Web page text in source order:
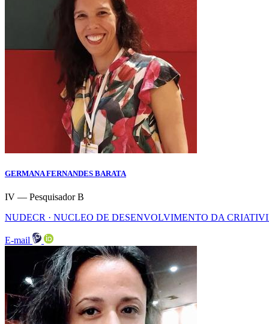
GERMANA FERNANDES BARATA
IV — Pesquisador B
NUDECR · NUCLEO DE DESENVOLVIMENTO DA
E-mail